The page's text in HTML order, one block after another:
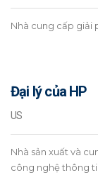
Nhà cung cấp giải
Đại lý của HP
US
Nhà sản xuất và
công nghệ thông